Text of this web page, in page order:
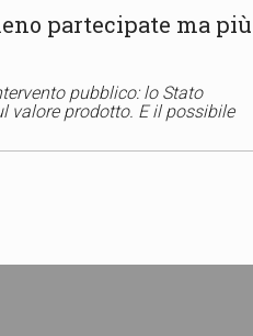
partecipate ma più
pubblico: lo Stato
valore prodotto. E il possibile